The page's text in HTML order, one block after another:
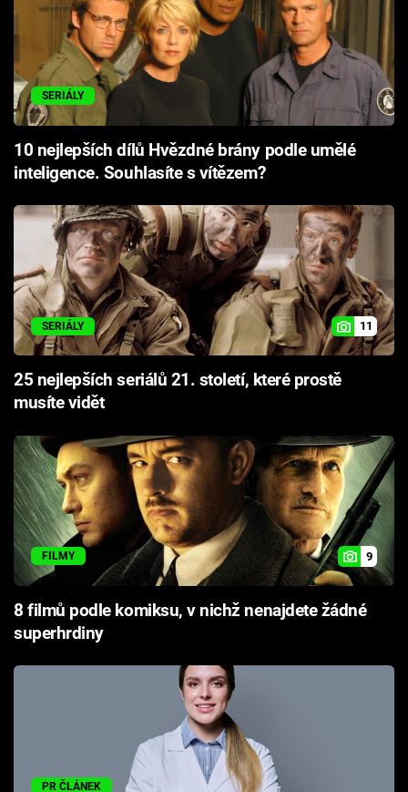
SERIÁLY
10 nejlepších dílů Hvězdné brány podle umělé
inteligence. Souhlasíte s vítězem?
SERIÁLY 11
25 nejlepších seriálů 21. století, které prostě
musíte vidět
FILMY 9
8 filmů podle komiksu, v nichž nenajdete žádné
superhrdiny
PR ČLÁNEK